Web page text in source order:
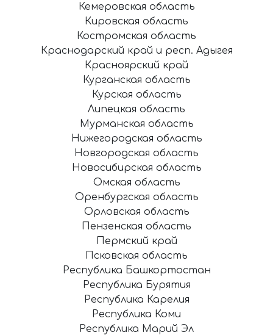
Кемеровская область
Кировская область
Костромская область
Краснодарский край и респ. Адыгея
Красноярский край
Курганская область
Курская область
Липецкая область
Мурманская область
Нижегородская область
Новгородская область
Новосибирская область
Омская область
Оренбургская область
Орловская область
Пензенская область
Пермский край
Псковская область
Республика Башкортостан
Республика Бурятия
Республика Карелия
Республика Коми
Республика Марий Эл